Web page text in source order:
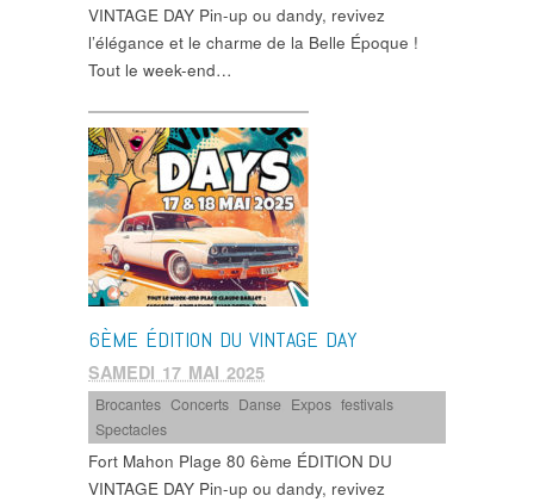
VINTAGE DAY Pin-up ou dandy, revivez
l’élégance et le charme de la Belle Époque !
Tout le week-end…
6ÈME ÉDITION DU VINTAGE DAY
SAMEDI 17 MAI 2025
Brocantes ,Concerts Danse Expos ,festivals
Spectacles
Fort Mahon Plage 80 6ème ÉDITION DU
VINTAGE DAY Pin-up ou dandy, revivez